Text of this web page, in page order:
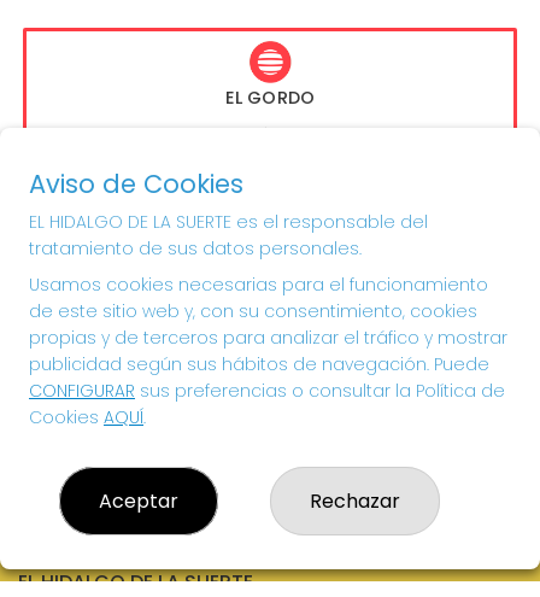
EL GORDO
Sorteo del día 16-08-2026
PRÓXIMO BOTE MILLONARIO:
13.200.000€
¡SUERTE!
EL HIDALGO DE LA SUERTE
Aviso de Cookies
EL HIDALGO DE LA SUERTE es el responsable del
tratamiento de sus datos personales.
Usamos cookies necesarias para el funcionamiento
de este sitio web y, con su consentimiento, cookies
propias y de terceros para analizar el tráfico y mostrar
publicidad según sus hábitos de navegación. Puede
CONFIGURAR sus preferencias o consultar la Política de
Cookies AQUÍ.
Aceptar Rechazar